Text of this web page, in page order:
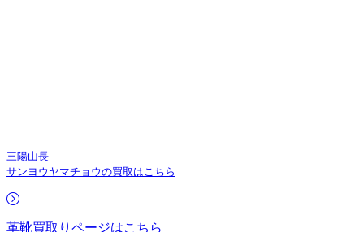
三陽山長
サンヨウヤマチョウの買取はこちら
革靴買取りページはこちら